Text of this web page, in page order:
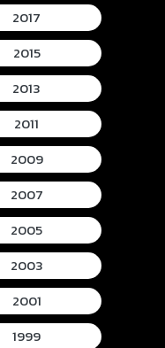
2017
2015
2013
2011
2009
2007
2005
2003
2001
1999